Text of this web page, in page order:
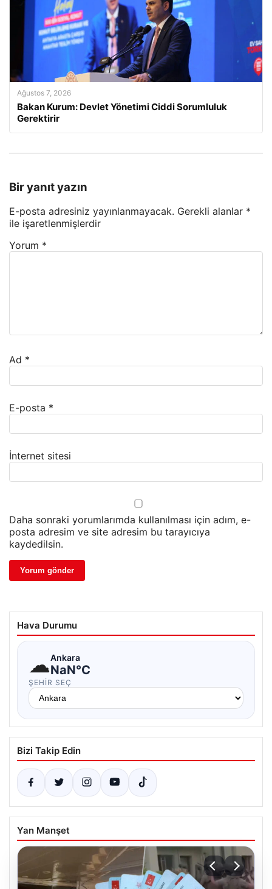
Ağustos 7, 2026
Bakan Kurum: Devlet Yönetimi Ciddi Sorumluluk
Gerektirir
Bir yanıt yazın
E-posta adresiniz yayınlanmayacak. Gerekli alanlar *
ile işaretlenmişlerdir
Yorum *
Ad *
E-posta *
İnternet sitesi
Daha sonraki yorumlarımda kullanılması için adım, e-
posta adresim ve site adresim bu tarayıcıya
kaydedilsin.
Hava Durumu
☁Ankara
NaN°C
ŞEHIR SEÇ
Bizi Takip Edin
Yan Manşet